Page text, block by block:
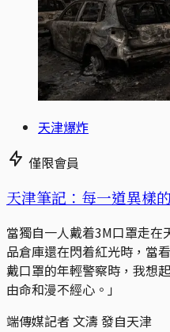
天津爆炸
僅限會員
天津筆記：每一道異樣
當獨自一人戴着3M口罩走在
品倉庫還在閃着紅光時，當
戴口罩的年輕警察時，我想
由命和漫不經心。」
端傳媒記者 文濤 發自天津